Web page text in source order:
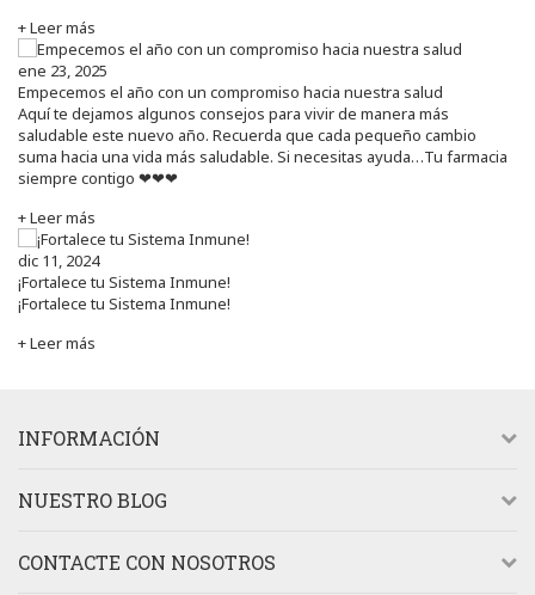
+ Leer más
ene 23, 2025
Empecemos el año con un compromiso hacia nuestra salud
Aquí te dejamos algunos consejos para vivir de manera más
saludable este nuevo año. Recuerda que cada pequeño cambio
suma hacia una vida más saludable. Si necesitas ayuda…Tu farmacia
siempre contigo ❤❤❤
+ Leer más
dic 11, 2024
¡Fortalece tu Sistema Inmune!
¡Fortalece tu Sistema Inmune!
+ Leer más
INFORMACIÓN
NUESTRO BLOG
CONTACTE CON NOSOTROS